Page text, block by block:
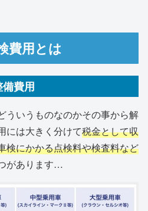
費用とは
備費用
ういうものなのかその事から解
には大きく分けて税金として収
検にかかる点検料や検査料など
があります…